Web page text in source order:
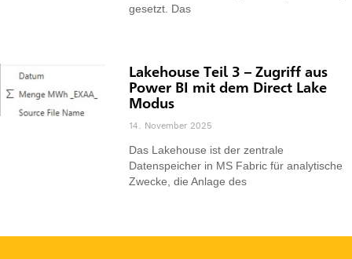
gesetzt. Das
Lakehouse Teil 3 – Zugriff aus
Power BI mit dem Direct Lake
Modus
14. November 2025
Das Lakehouse ist der zentrale
Datenspeicher in MS Fabric für analytische
Zwecke, die Anlage des